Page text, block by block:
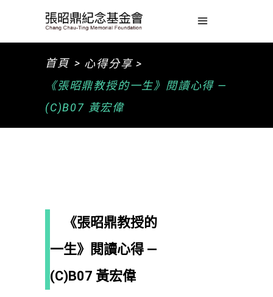
首頁 > 心得分享 >
《張昭鼎教授的一生》閱讀心得 —
(C)B07 黃宏偉
《張昭鼎教授的
一生》閱讀心得 —
(C)B07 黃宏偉